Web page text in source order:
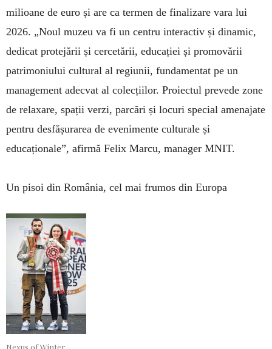
milioane de euro și are ca termen de finalizare vara lui
2026. „Noul muzeu va fi un centru interactiv și dinamic,
dedicat protejării și cercetării, educației și promovării
patrimoniului cultural al regiunii, fundamentat pe un
management adecvat al colecțiilor. Proiectul prevede zone
de relaxare, spații verzi, parcări și locuri special amenajate
pentru desfășurarea de evenimente culturale și
educaționale”, afirmă Felix Marcu, manager MNIT.
Un pisoi din România, cel mai frumos din Europa
Nexus of Winter